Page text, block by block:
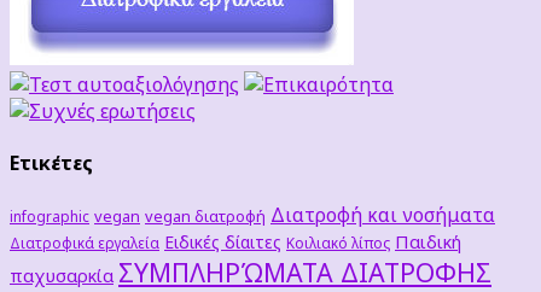
Ετικέτες
infographic vegan vegan διατροφή Διατροφή και νοσήματα
Διατροφικά εργαλεία Ειδικές δίαιτες Κοιλιακό λίπος Παιδική
παχυσαρκία ΣΥΜΠΛΗΡΏΜΑΤΑ ΔΙΑΤΡΟΦΗΣ